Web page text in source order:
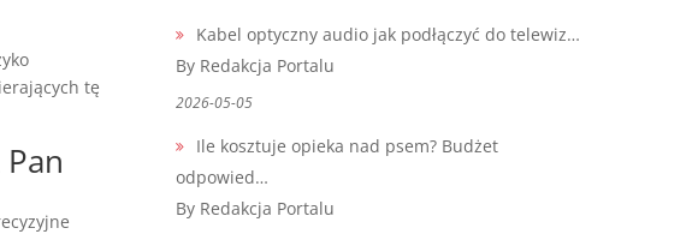
tę
Kabel optyczny audio jak podłączyć do telewiz…
By Redakcja Portalu
2026-05-05
Ile kosztuje opieka nad psem? Budżet
odpowied…
By Redakcja Portalu